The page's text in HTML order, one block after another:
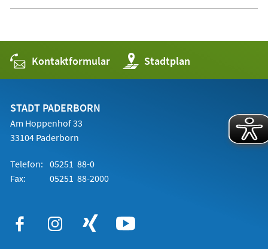
Kontaktformular Stadtplan
(Öffnet
in
einem
STADT PADERBORN
Am Hoppenhof 33
33104 Paderborn
Telefon: 05251 88-0
Fax:
05251 88-2000